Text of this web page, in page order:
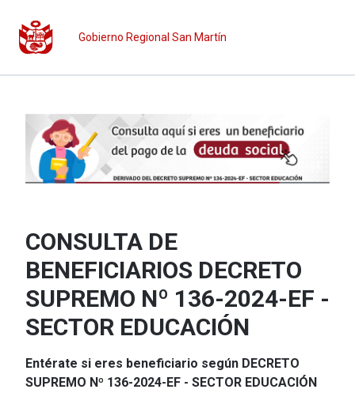
Gobierno Regional San Martín
CONSULTA DE
BENEFICIARIOS DECRETO
SUPREMO Nº 136-2024-EF -
SECTOR EDUCACIÓN
Entérate si eres beneficiario según DECRETO
SUPREMO Nº 136-2024-EF - SECTOR EDUCACIÓN